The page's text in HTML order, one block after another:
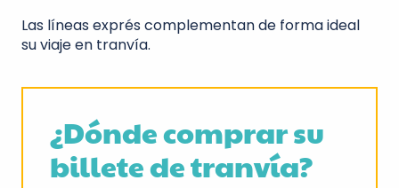
Las líneas exprés complementan de forma ideal
su viaje en tranvía.
¿Dónde comprar su
billete de tranvía?